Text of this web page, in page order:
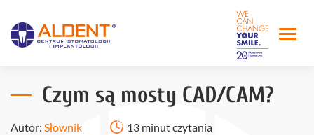
Czym są mosty CAD/CAM?
Autor: Słownik
13 minut czytania